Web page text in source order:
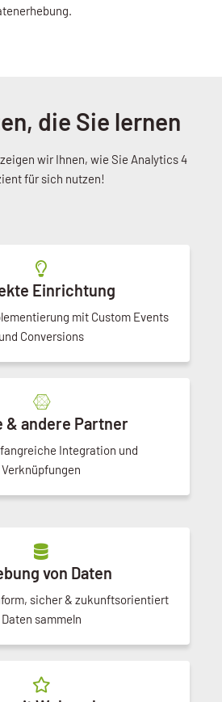
die Sie lernen
wir Ihnen, wie Sie Analytics 4
für sich nutzen!
Einrichtung
mit Custom Events
und Conversions
& andere Partner
Integration und
Verknüpfungen
von Daten
sicher & zukunftsorientiert
Daten sammeln